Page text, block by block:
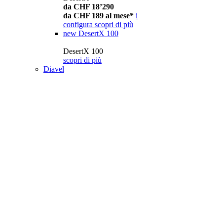
da CHF 18’290
da CHF 189 al mese* i
configura scopri di più
new DesertX 100
DesertX 100
scopri di più
Diavel